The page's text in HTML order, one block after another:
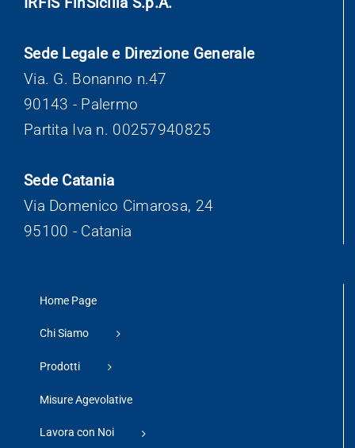
Sede Legale e Direzione Generale
Via. G. Bonanno n.47
90143 - Palermo
Partita Iva n. 00257940825
Sede Catania
Via Domenico Cimarosa, 24
95100 - Catania
Home Page
Chi Siamo
Prodotti
Misure Agevolative
Lavora con Noi